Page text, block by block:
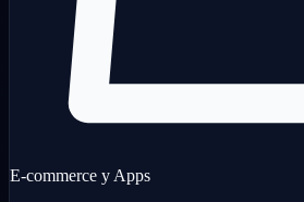
E-commerce y Apps